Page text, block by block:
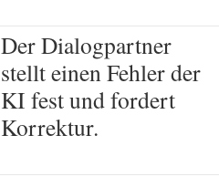
Der Dialogpartner
stellt einen Fehler der
KI fest und fordert
Korrektur.